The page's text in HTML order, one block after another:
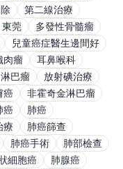
第二線治療
東莞
多發性骨髓瘤
兒童癌症醫生邊間好
肉瘤
耳鼻喉科
巴瘤
放射碘治療
癌
非霍奇金淋巴瘤
癌
肺癌
療
肺癌篩查
肺癌手術
肺部檢查
細胞癌
肺腺癌